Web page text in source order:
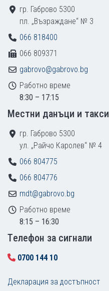
гр. Габрово 5300
пл. „Възраждане“ № 3
066 818400
066 809371
gabrovo@gabrovo.bg
Работно време
8:30 – 17:15
Местни данъци и такси
гр. Габрово 5300
ул. „Райчо Каролев“ № 4
066 804775
066 804776
mdt@gabrovo.bg
Работно време
8:15 – 16:30
Tелефон за сигнали
0700 144 10
Декларация за достъпност